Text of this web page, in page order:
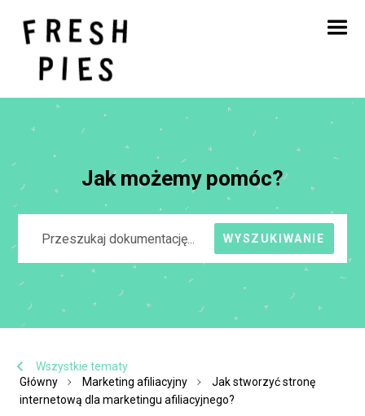
Strona główna
O
Czym się zajmujemy
Nasza praca
Jak możemy pomóc?
WYSZUKIWANIE
Wszystkie tematy
Główny
Marketing afiliacyjny
Jak stworzyć stronę
internetową dla marketingu afiliacyjnego?